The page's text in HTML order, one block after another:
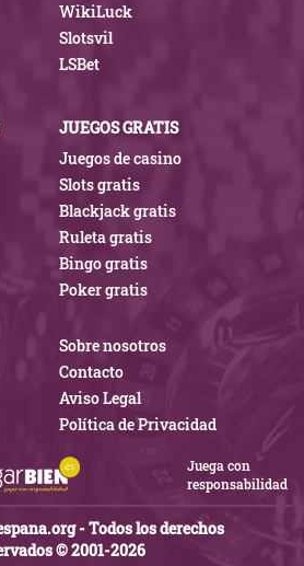
JUEGOS GRATIS
Juegos de casino
Slots gratis
Blackjack gratis
Ruleta gratis
Bingo gratis
Poker gratis
WikiLuck
Slotsvil
LSBet
Sobre nosotros
Contacto
Aviso Legal
Política de Privacidad
Juega con
responsabilidad
- Todos los derechos
© 2001-2026